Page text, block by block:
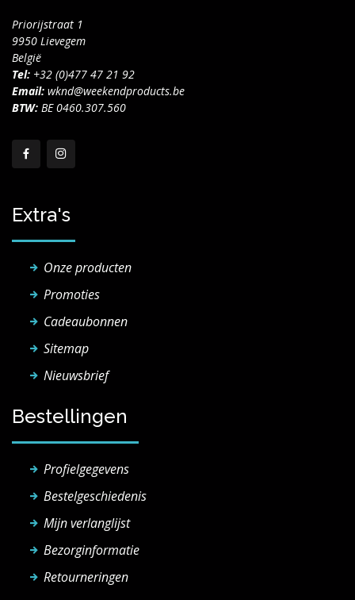
Priorijstraat 1
9950 Lievegem
België
Tel: +32 (0)477 47 21 92
Email: wknd@weekendproducts.be
BTW: BE 0460.307.560
Extra's
Onze producten
Promoties
Cadeaubonnen
Sitemap
Nieuwsbrief
Bestellingen
Profielgegevens
Bestelgeschiedenis
Mijn verlanglijst
Bezorginformatie
Retourneringen